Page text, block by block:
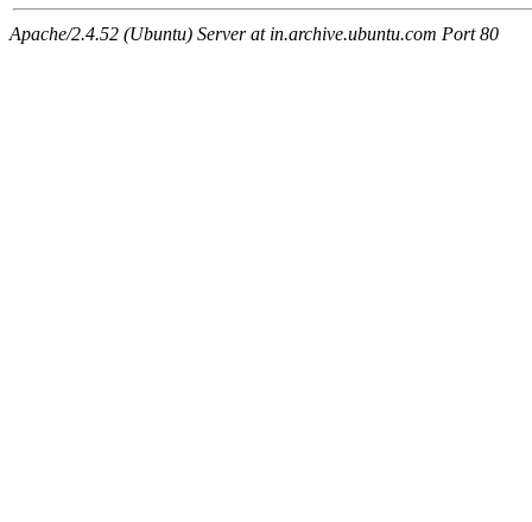
Apache/2.4.52 (Ubuntu) Server at in.archive.ubuntu.com Port 80